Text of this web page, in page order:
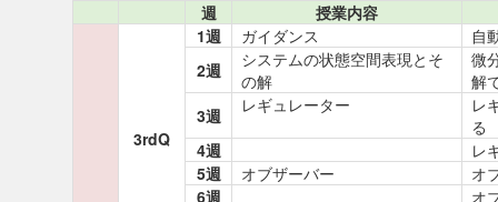
週 授業内容
3rdQ
1週 ガイダンス
自
2週
システムの状態空間表現とそ
の解
微
解
3週
レギュレーター
レ
る
4週
レ
5週
オブザーバー
オ
6週
オ